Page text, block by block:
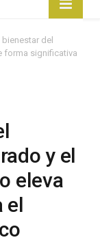
del
forma significativa
y el
eleva
el